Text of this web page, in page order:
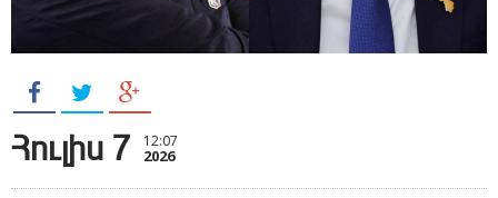
Հուլիս 7 12:07
2026